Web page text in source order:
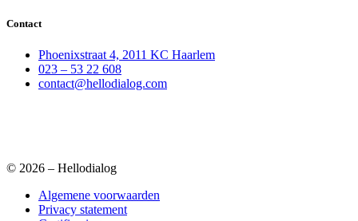
Contact
Phoenixstraat 4, 2011 KC Haarlem
023 – 53 22 608
contact@hellodialog.com
© 2026 – Hellodialog
Algemene voorwaarden
Privacy statement